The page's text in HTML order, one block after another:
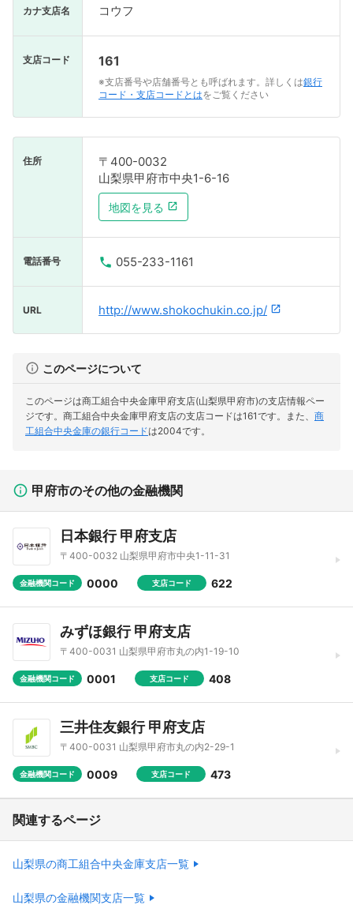
カナ支店名 コウフ
支店コード 161
※支店番号や店舗番号とも呼ばれます。詳しくは銀行
コード・支店コードとはをご覧ください
住所
〒400-0032
山梨県甲府市中央1-6-16
地図を見る
電話番号 055-233-1161
URL http://www.shokochukin.co.jp/
このページについて
このページは商工組合中央金庫甲府支店(山梨県甲府市)の支店情報ペー
ジです。 商工組合中央金庫甲府支店の支店コードは161です。 また、 商
工組合中央金庫の銀行コードは2004です。
甲府市のその他の金融機関
日本銀行 甲府支店
〒400-0032 山梨県甲府市中央1-11-31
金融機関コード 0000 支店コード 622
みずほ銀行 甲府支店
〒400-0031 山梨県甲府市丸の内1-19-10
金融機関コード 0001 支店コード 408
三井住友銀行 甲府支店
〒400-0031 山梨県甲府市丸の内2-29-1
金融機関コード 0009 支店コード 473
関連するページ
山梨県の商工組合中央金庫支店一覧
山梨県の金融機関支店一覧